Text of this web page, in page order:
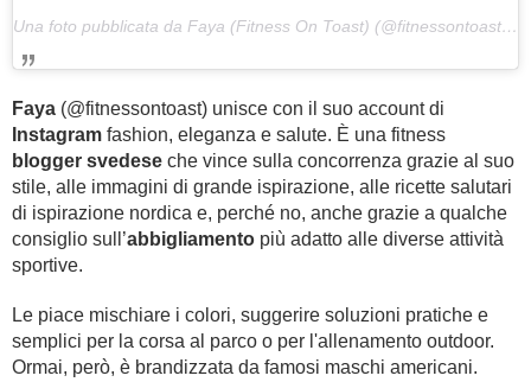
Una foto pubblicata da Faya (Fitness On Toast) (@fitnessontoast) in data:
Faya (@fitnessontoast) unisce con il suo account di
Instagram fashion, eleganza e salute. È una fitness
blogger svedese che vince sulla concorrenza grazie al suo
stile, alle immagini di grande ispirazione, alle ricette salutari
di ispirazione nordica e, perché no, anche grazie a qualche
consiglio sull’abbigliamento più adatto alle diverse attività
sportive.
Le piace mischiare i colori, suggerire soluzioni pratiche e
semplici per la corsa al parco o per l'allenamento outdoor.
Ormai, però, è brandizzata da famosi maschi americani.